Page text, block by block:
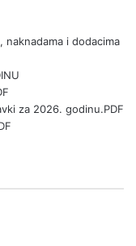
naknadama i dodacima
za 2026. godinu.PDF